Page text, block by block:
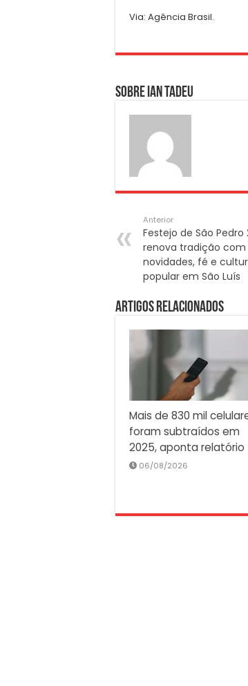
Via: Agência Brasil.
Sobre Ian Tadeu
Anterior
Festejo de São Pedro
renova tradição com
novidades, fé e
popular em São Luís
Artigos Relacionados
Mais de 830 mil
foram subtraídos em
2025, aponta relatório
06/08/2026